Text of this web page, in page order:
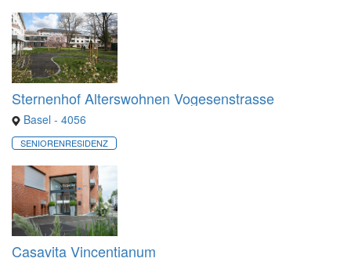
Sternenhof Alterswohnen Vogesenstrasse
Basel - 4056
SENIORENRESIDENZ
Casavita Vincentianum